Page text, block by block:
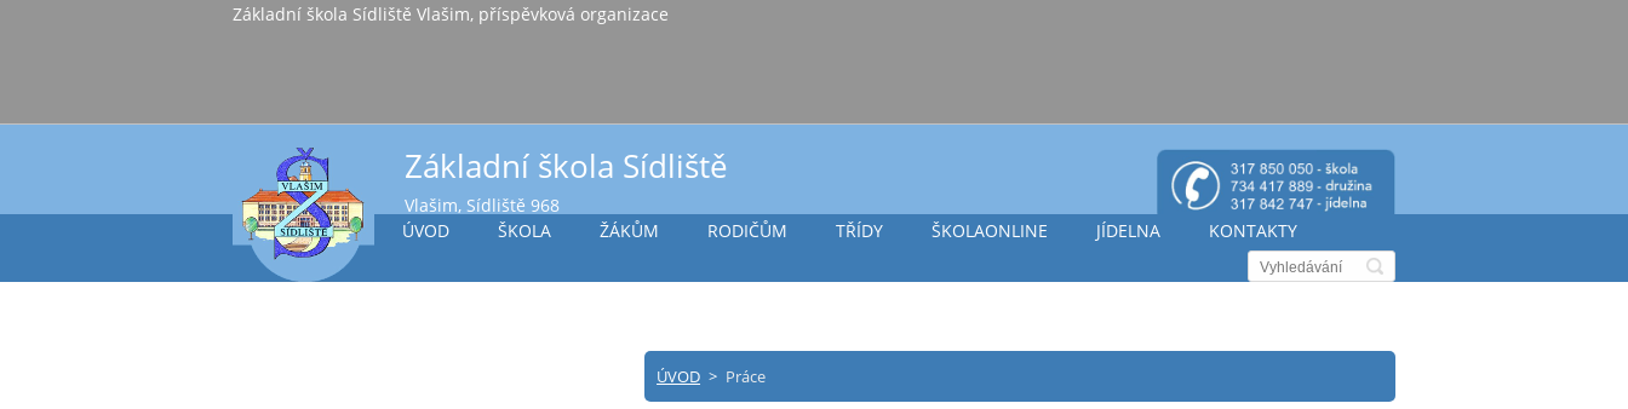
Základní škola Sídliště Vlašim, příspěvková organizace
Základní škola Sídliště
Vlašim, Sídliště 968
ÚVOD
ŠKOLA ŽÁKŮM RODIČŮM TŘÍDY ŠKOLAONLINE JÍDELNA KONTAKTY
ÚVOD > Práce